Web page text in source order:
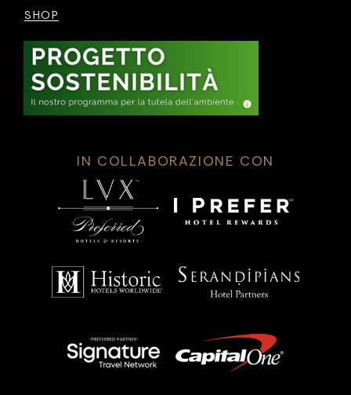
SHOP
IN COLLABORAZIONE CON